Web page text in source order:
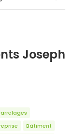
Joseph
Bâtiment